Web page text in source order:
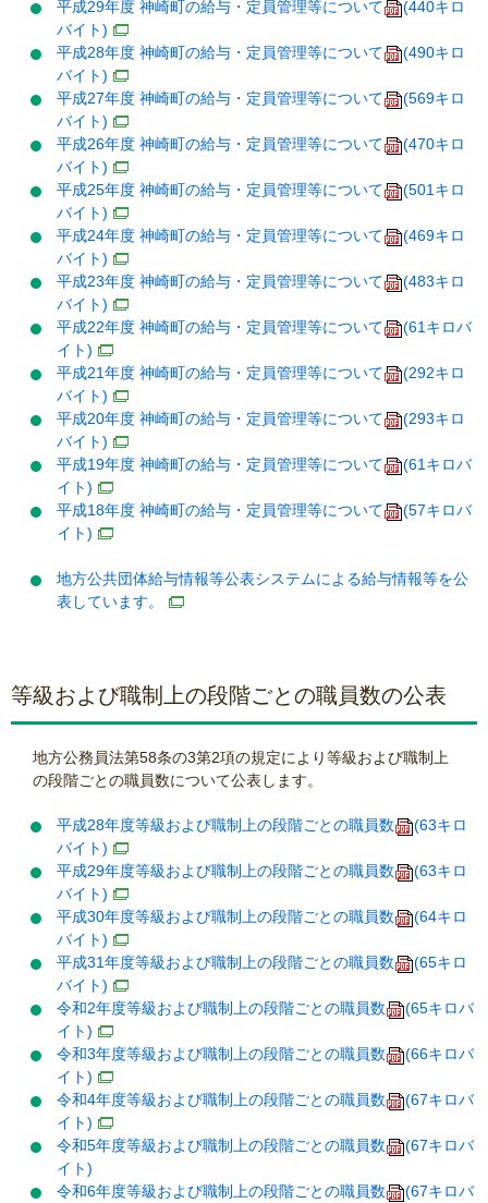
平成29年度 神崎町の給与・定員管理等について
(440キロ
バイト)
平成28年度 神崎町の給与・定員管理等について
(490キロ
バイト)
平成27年度 神崎町の給与・定員管理等について
(569キロ
バイト)
平成26年度 神崎町の給与・定員管理等について
(470キロ
バイト)
平成25年度 神崎町の給与・定員管理等について
(501キロ
バイト)
平成24年度 神崎町の給与・定員管理等について
(469キロ
バイト)
平成23年度 神崎町の給与・定員管理等について
(483キロ
バイト)
平成22年度 神崎町の給与・定員管理等について
(61キロバ
イト)
平成21年度 神崎町の給与・定員管理等について
(292キロ
バイト)
平成20年度 神崎町の給与・定員管理等について
(293キロ
バイト)
平成19年度 神崎町の給与・定員管理等について
(61キロバ
イト)
平成18年度 神崎町の給与・定員管理等について
(57キロバ
イト)
地方公共団体給与情報等公表システムによる給与情報等を公
表しています。
等級および職制上の段階ごとの職員数の公表
地方公務員法第58条の3第2項の規定により等級および職制上
の段階ごとの職員数について公表します。
平成28年度等級および職制上の段階ごとの職員数
(63キロ
バイト)
平成29年度等級および職制上の段階ごとの職員数
(63キロ
バイト)
平成30年度等級および職制上の段階ごとの職員数
(64キロ
バイト)
平成31年度等級および職制上の段階ごとの職員数
(65キロ
バイト)
令和2年度等級および職制上の段階ごとの職員数
(65キロバ
イト)
令和3年度等級および職制上の段階ごとの職員数
(66キロバ
イト)
令和4年度等級および職制上の段階ごとの職員数
(67キロバ
イト)
令和5年度等級および職制上の段階ごとの職員数
(67キロバ
イト)
令和6年度等級および職制上の段階ごとの職員数
(67キロバ